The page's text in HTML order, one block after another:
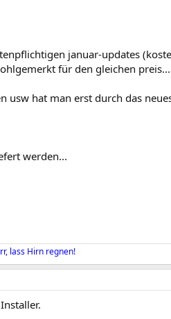
januar-updates
für den gleichen
hat man erst durch das
werden...
lass Hirn regnen!